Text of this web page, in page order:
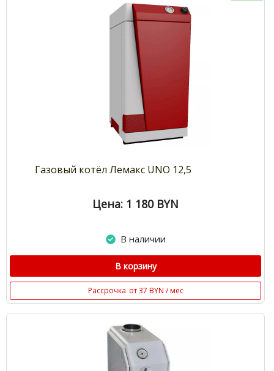
Газовый котёл Лемакс UNO 12,5
Цена: 1 180 BYN
В наличии
В корзину
Рассрочка от 37 BYN / мес